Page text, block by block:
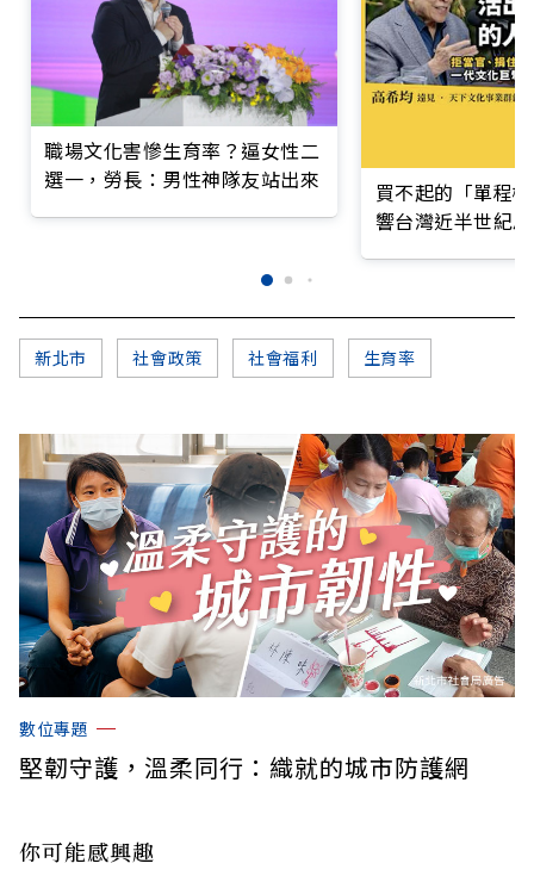
職場文化害慘生育率？逼女性二
選一，勞長：男性神隊友站出來
買不起的「單程
響台灣近半世紀
新北市 社會政策 社會福利 生育率
數位專題
堅韌守護，溫柔同行：織就的城市防護網
你可能感興趣